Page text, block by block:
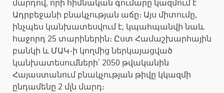
մարդով, որի հիմնական գումարը կազմում է
Ադրբեջանի բնակչության աճը։ Այս միտումը,
ինչպես կանխատեսվում է, կպահպանվի նաև
հաջորդ 25 տարիներին։ Ըստ Համաշխարհային
բանկի և ՄԱԿ-ի կողմից ներկայացված
կանխատեսումների՝ 2050 թվականին
Հայաստանում բնակչության թիվը կկազմի
ընդամենը 2 մլն մարդ։